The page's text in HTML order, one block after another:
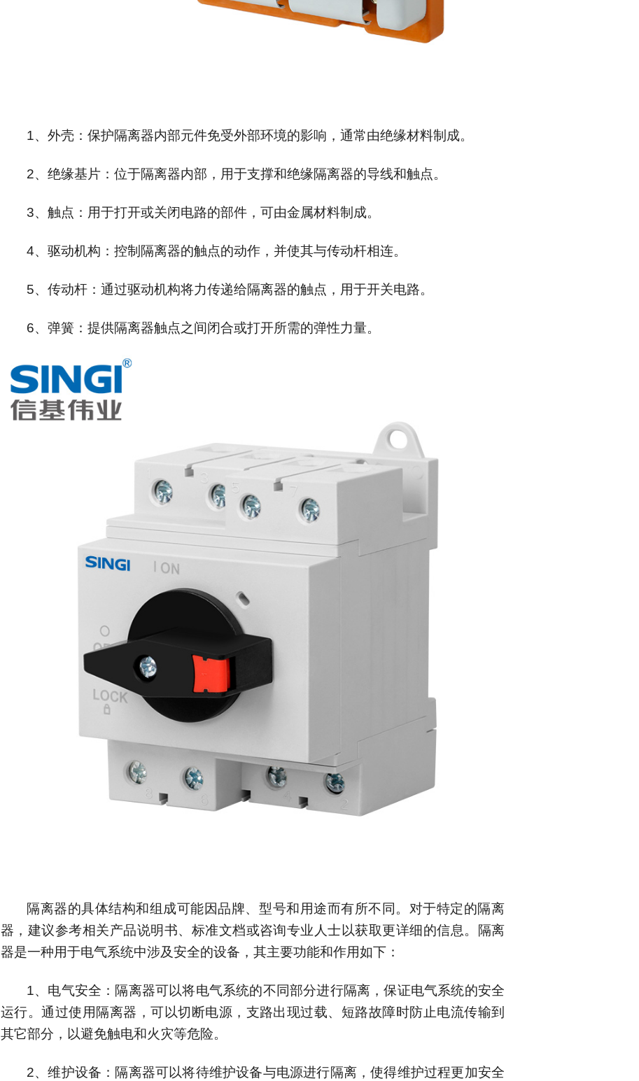
1、外壳：保护隔离器内部元件免受外部环境的影响，通常由绝缘材料制成。
2、绝缘基片：位于隔离器内部，用于支撑和绝缘隔离器的导线和触点。
3、触点：用于打开或关闭电路的部件，可由金属材料制成。
4、驱动机构：控制隔离器的触点的动作，并使其与传动杆相连。
5、传动杆：通过驱动机构将力传递给隔离器的触点，用于开关电路。
6、弹簧：提供隔离器触点之间闭合或打开所需的弹性力量。
隔离器的具体结构和组成可能因品牌、型号和用途而有所不同。对于特定的隔离
器，建议参考相关产品说明书、标准文档或咨询专业人士以获取更详细的信息。隔离
器是一种用于电气系统中涉及安全的设备，其主要功能和作用如下：
1、电气安全：隔离器可以将电气系统的不同部分进行隔离，保证电气系统的安全
运行。通过使用隔离器，可以切断电源，支路出现过载、短路故障时防止电流传输到
其它部分，以避免触电和火灾等危险。
2、维护设备：隔离器可以将待维护设备与电源进行隔离，使得维护过程更加安全